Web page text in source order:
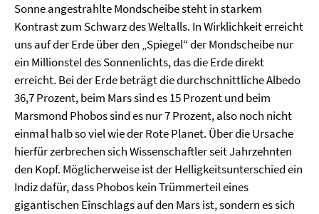
Sonne angestrahlte Mondscheibe steht in starkem
Kontrast zum Schwarz des Weltalls. In Wirklichkeit erreicht
uns auf der Erde über den „Spiegel“ der Mondscheibe nur
ein Millionstel des Sonnenlichts, das die Erde direkt
erreicht. Bei der Erde beträgt die durchschnittliche Albedo
36,7 Prozent, beim Mars sind es 15 Prozent und beim
Marsmond Phobos sind es nur 7 Prozent, also noch nicht
einmal halb so viel wie der Rote Planet. Über die Ursache
hierfür zerbrechen sich Wissenschaftler seit Jahrzehnten
den Kopf. Möglicherweise ist der Helligkeitsunterschied ein
Indiz dafür, dass Phobos kein Trümmerteil eines
gigantischen Einschlags auf den Mars ist, sondern es sich